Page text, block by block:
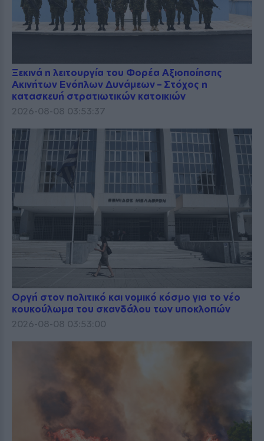
Ξεκινά η λειτουργία του Φορέα Αξιοποίησης
Ακινήτων Ενόπλων Δυνάμεων – Στόχος η
κατασκευή στρατιωτικών κατοικιών
2026-08-08 03:53:37
Οργή στον πολιτικό και νομικό κόσμο για το νέο
κουκούλωμα του σκανδάλου των υποκλοπών
2026-08-08 03:53:00